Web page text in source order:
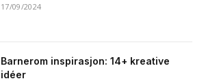
17/09/2024
Barnerom inspirasjon: 14+ kreative
idéer